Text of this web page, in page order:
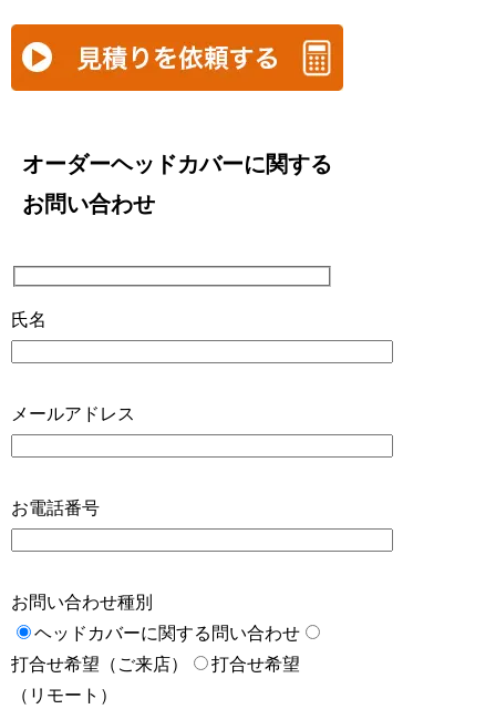
オーダーヘッドカバーに関する
お問い合わせ
氏名
メールアドレス
お電話番号
お問い合わせ種別
ヘッドカバーに関する問い合わせ
打合せ希望（ご来店）
打合せ希望
（リモート）